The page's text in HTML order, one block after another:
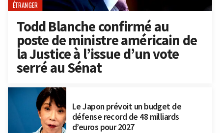
ÉTRANGER
Todd Blanche confirmé au
poste de ministre américain de
la Justice à l’issue d’un vote
serré au Sénat
Le Japon prévoit un budget de
défense record de 48 milliards
d’euros pour 2027